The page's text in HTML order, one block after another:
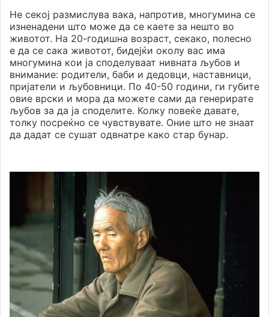
Не секој размислува вака, напротив, многумина се
изненадени што може да се каете за нешто во
животот. На 20-годишна возраст, секако, полесно
е да се сака животот, бидејќи околу вас има
многумина кои ја споделуваат нивната љубов и
внимание: родители, баби и дедовци, наставници,
пријатели и љубовници. По 40-50 години, ги губите
овие врски и мора да можете сами да генерирате
љубов за да ја споделите. Колку повеќе давате,
толку посреќно се чувствувате. Оние што не знаат
да дадат се сушат одвнатре како стар бунар.